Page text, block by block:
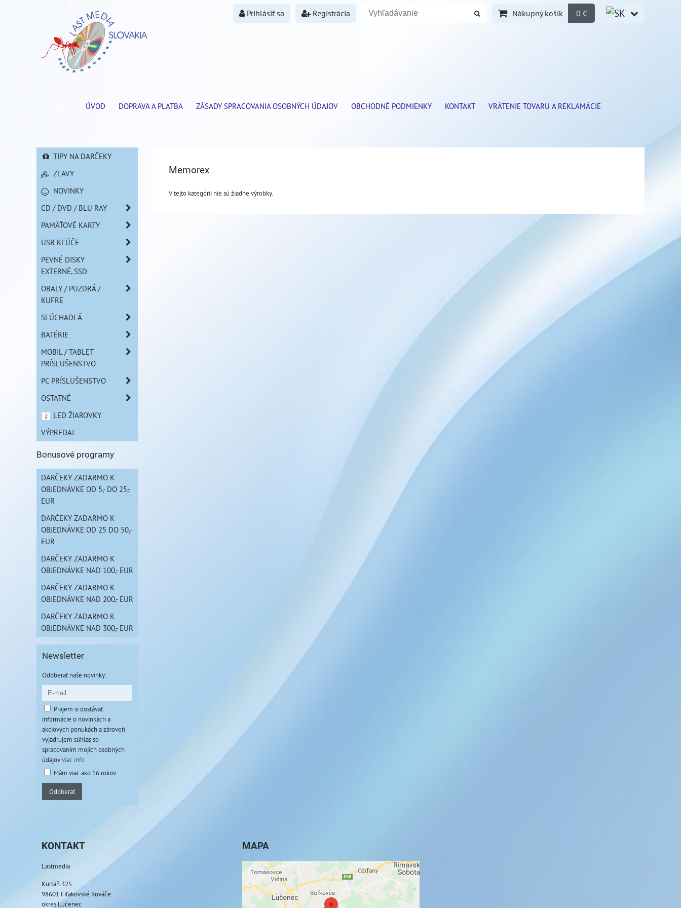
Prihlásiť sa Registrácia Nákupný košík 0 €
ÚVOD DOPRAVA A PLATBA ZÁSADY SPRACOVANIA OSOBNÝCH ÚDAJOV OBCHODNÉ PODMIENKY KONTAKT VRÁTENIE TOVARU A REKLAMÁCIE
Memorex
V tejto kategórii nie sú žiadne výrobky.
TIPY NA DARČEKY
ZĽAVY
NOVINKY
CD / DVD / BLU RAY
PAMÄŤOVÉ KARTY
USB KĽÚČE
PEVNÉ DISKY
EXTERNÉ, SSD
OBALY / PUZDRÁ /
KUFRE
SLÚCHADLÁ
BATÉRIE
MOBIL / TABLET
PRÍSLUŠENSTVO
PC PRÍSLUŠENSTVO
OSTATNÉ
LED ŽIAROVKY
VÝPREDAJ
Bonusové programy
DARČEKY ZADARMO K
OBJEDNÁVKE OD 5,- DO 25,-
EUR
DARČEKY ZADARMO K
OBJEDNÁVKE OD 25 DO 50,-
EUR
DARČEKY ZADARMO K
OBJEDNÁVKE NAD 100,- EUR
DARČEKY ZADARMO K
OBJEDNÁVKE NAD 200,- EUR
DARČEKY ZADARMO K
OBJEDNÁVKE NAD 300,- EUR
Newsletter
Odoberať naše novinky:
Prajem si dostávať
informácie o novinkách a
akciových ponukách a zároveň
vyjadrujem súhlas so
spracovaním mojich osobných
údajovviac info
Mám viac ako 16 rokov
Odoberať
KONTAKT
Lastmedia
Kurtáň 325
98601 Fiľakovské Kováče
okres Lučenec
MAPA
Externý obsah je blokovaný Voľbami
súkromia